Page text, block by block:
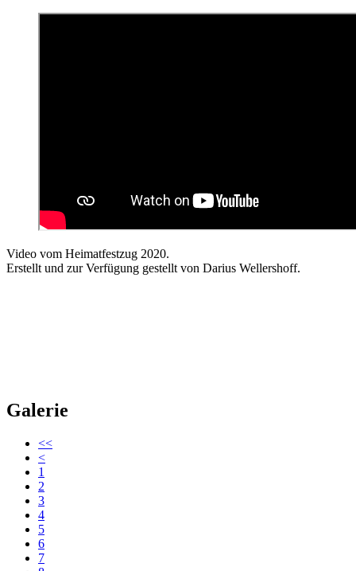
Video vom Heimatfestzug 2020.
Erstellt und zur Verfügung gestellt von Darius Wellershoff.
Galerie
<<
<
1
2
3
4
5
6
7